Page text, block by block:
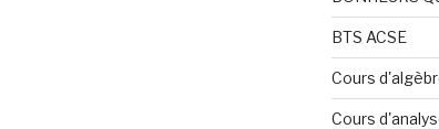
BTS ACSE
Cours
Cours